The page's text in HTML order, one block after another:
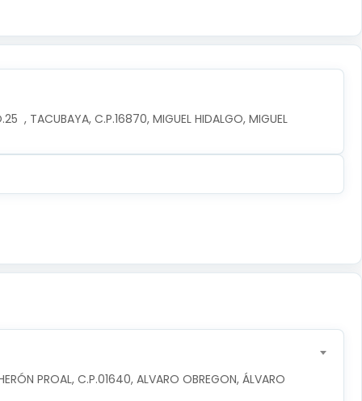
, TACUBAYA, C.P.16870, MIGUEL HIDALGO, MIGUEL
PROAL, C.P.01640, ALVARO OBREGON, ÁLVARO